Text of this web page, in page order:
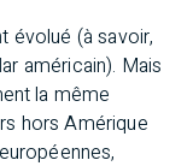
évolué (à savoir,
américain). Mais
la même
hors Amérique